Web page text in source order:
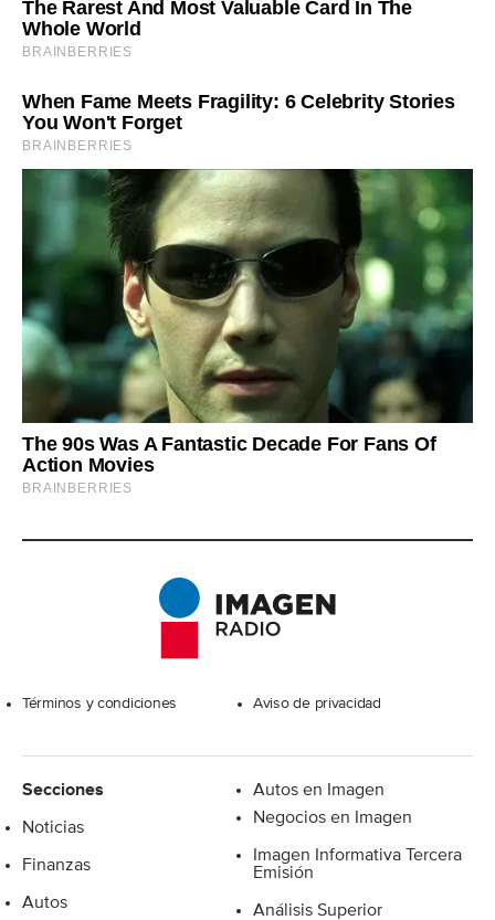
Términos y condiciones Aviso de privacidad
Secciones
Noticias
Finanzas
Autos
Autos en Imagen
Negocios en Imagen
Imagen Informativa Tercera
Emisión
Análisis Superior